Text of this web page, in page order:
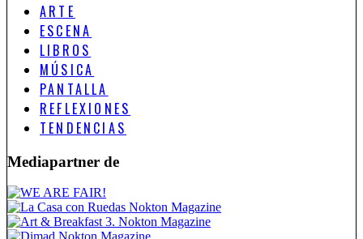
ARTE
ESCENA
LIBROS
MÚSICA
PANTALLA
REFLEXIONES
TENDENCIAS
Mediapartner de